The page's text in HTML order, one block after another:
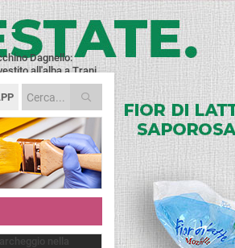
Dagnello:
all'alba a Trani
benzinaio col
che lo
mattina
Nasce il servizio
nella